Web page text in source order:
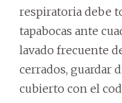
respiratoria debe
tapabocas ante
lavado frecuente
cerrados, guardar
cubierto con el